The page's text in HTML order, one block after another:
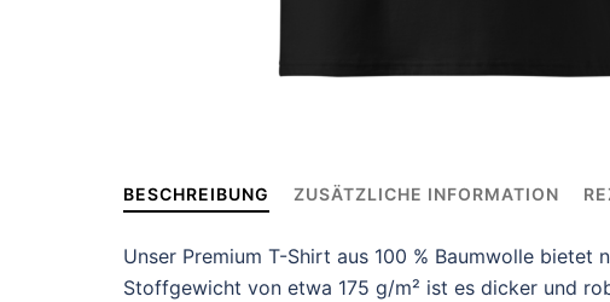
BESCHREIBUNG ZUSÄTZLICHE INFORMATION
Unser Premium T-Shirt aus 100 % Baumwolle
Stoffgewicht von etwa 175 g/m² ist es dicker und